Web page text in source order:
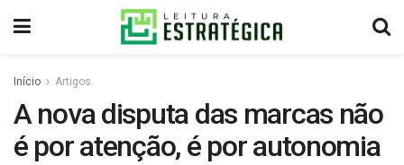
Início Artigos
A nova disputa das marcas não
é por atenção, é por autonomia